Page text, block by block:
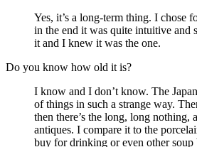
Yes, it’s a long-term thing. I chose
in the end it was quite intuitive and
it and I knew it was the one.
Do you know how old it is?
I know and I don’t know. The
of things in such a strange way.
then there’s the long, long nothing,
antiques. I compare it to the
buy for drinking or even other soup